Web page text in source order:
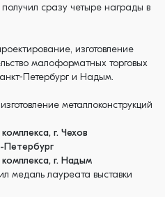
сразу четыре награды в
изготовление
малоформатных торговых
Петербург и Надым.
металлоконструкций
г. Чехов
Петербург
г. Надым
медаль лауреата выставки